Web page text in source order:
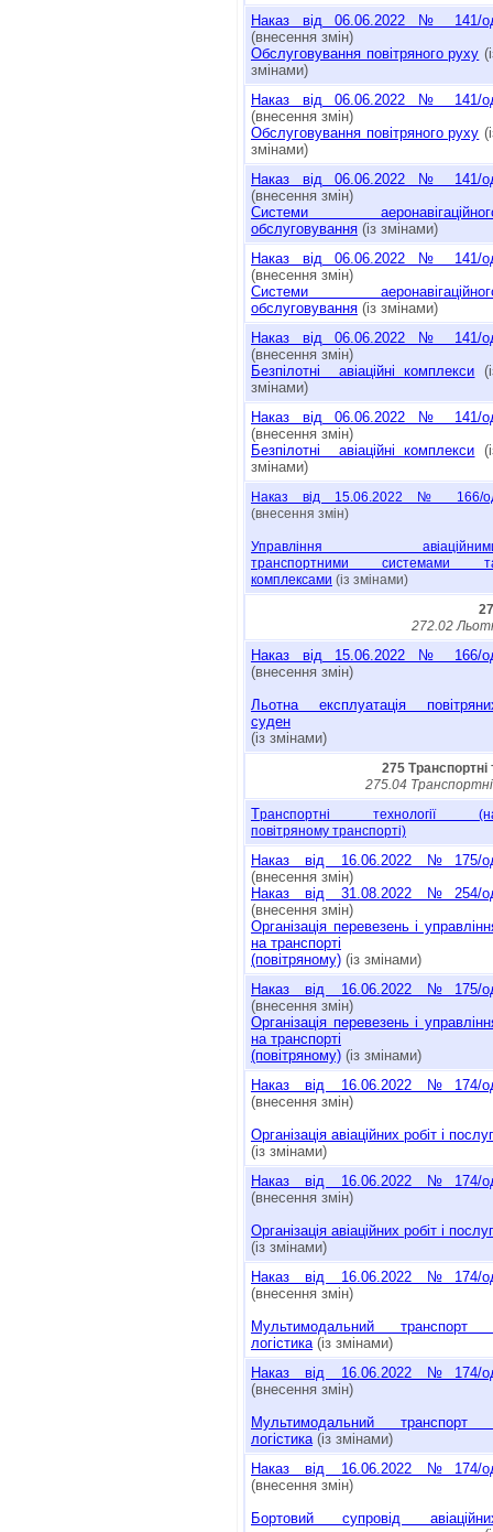
Наказ від 06.06.2022 № 141/
(внесення змін)
Обслуговування повітряного руху
змінами)
Наказ від 06.06.2022 № 141/
(внесення змін)
Обслуговування повітряного руху
змінами)
Наказ від 06.06.2022 № 141/
(внесення змін)
Системи
обслуговування (із змінами)
Наказ від 06.06.2022 № 141/
(внесення змін)
Системи
обслуговування (із змінами)
Наказ від 06.06.2022 № 141/
(внесення змін)
Безпілотні авіаційні комплекси
змінами)
Наказ від 06.06.2022 № 141/
(внесення змін)
Безпілотні авіаційні комплекси
змінами)
Наказ від 15.06.2022 № 166/
(внесення змін)
Управління
транспортними системами
комплексами (із змінами)
272.02
Наказ від 15.06.2022 № 166/
(внесення змін)
Льотна експлуатація
суден
(із змінами)
275 Транспортні
275.04
Транспортні технології
повітряному транспорті)
Наказ від 16.06.2022 №175/
(внесення змін)
Наказ від 31.08.2022 №254/
(внесення змін)
Організація перевезень і
на транспорті
(повітряному) (із змінами)
Наказ від 16.06.2022 №175/
(внесення змін)
Організація перевезень і
на транспорті
(повітряному) (із змінами)
Наказ від 16.06.2022 №174/
(внесення змін)
Організація авіаційних робіт і послуг
(із змінами)
Наказ від 16.06.2022 №174/
(внесення змін)
Організація авіаційних робіт і послуг
(із змінами)
Наказ від 16.06.2022 №174/
(внесення змін)
Мультимодальний транспорт
логістика(із змінами)
Наказ від 16.06.2022 №174/
(внесення змін)
Мультимодальний транспорт
логістика(із змінами)
Наказ від 16.06.2022 №174/
(внесення змін)
Бортовий супровід